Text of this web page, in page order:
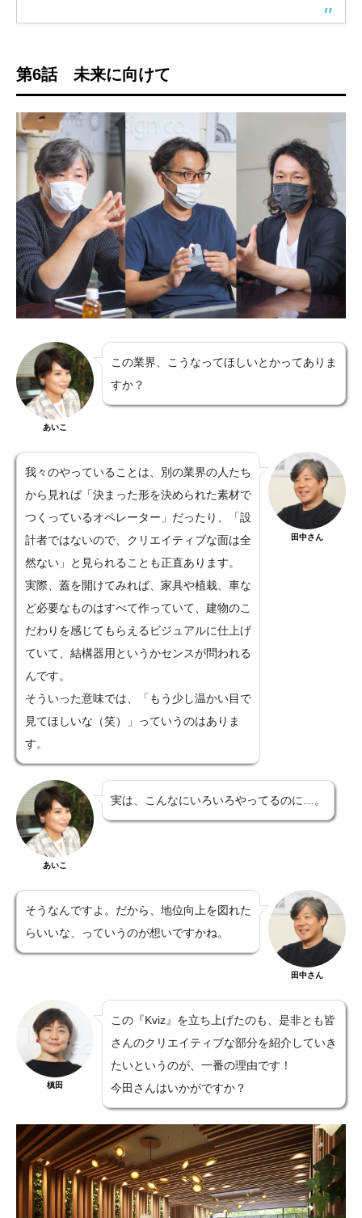
第6話 未来に向けて
あいこ
この業界、こうなってほしいとかってありま
すか？
我々のやっていることは、別の業界の人たち
から見れば「決まった形を決められた素材で
つくっているオペレーター」だったり、「設
計者ではないので、クリエイティブな面は全
然ない」と見られることも正直あります。
実際、蓋を開けてみれば、家具や植栽、車な
ど必要なものはすべて作っていて、建物のこ
だわりを感じてもらえるビジュアルに仕上げ
ていて、結構器用というかセンスが問われる
んです。
そういった意味では、「もう少し温かい目で
見てほしいな（笑）」っていうのはありま
す。
田中さん
あいこ
実は、こんなにいろいろやってるのに…。
そうなんですよ。だから、地位向上を図れた
らいいな、っていうのが想いですかね。
田中さん
槙田
この『Kviz』を立ち上げたのも、是非とも皆
さんのクリエイティブな部分を紹介していき
たいというのが、一番の理由です！
今田さんはいかがですか？